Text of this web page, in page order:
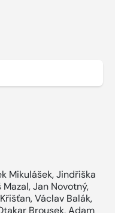
Mikulášek,Jindřiška
Mazal,Jan Novotný,
,Václav Balák,
Brousek,Adam